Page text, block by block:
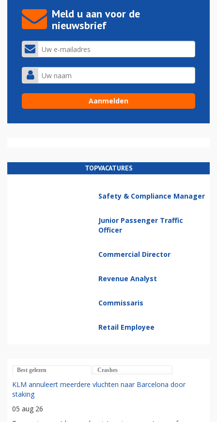
Meld u aan voor de
nieuwsbrief
TOPVACATURES
Safety & Compliance Manager
Junior Passenger Traffic
Revenue Analyst
Retail Employee